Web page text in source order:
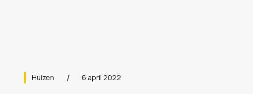
Huizen 6 april 2022